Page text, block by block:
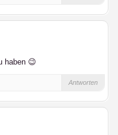
haben 😉
Antworten